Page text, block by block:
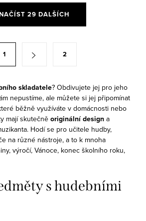
29 DALŠÍCH
1 2
skladatele? Obdivujete jej pro jeho
nepustíme, ale můžete si jej připomínat
běžně využíváte v domácnosti nebo
mají skutečně originální design a
Hodí se pro učitele hudby,
na různé nástroje, a to k mnoha
výročí, Vánoce, konec školního roku,
s hudebními